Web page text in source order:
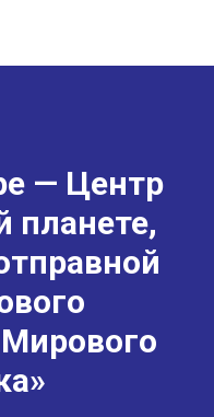
— Центр
планете,